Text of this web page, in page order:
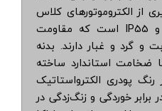
از الکتروموتورهای کلاس
F با درجه حفاظت IP54 و IP55 است که مقاومت
و گرد و غبار دارند. بدنه
ضخامت استاندارد ساخته
پودری الکترواستاتیک
خوردگی و زنگ‌زدگی در